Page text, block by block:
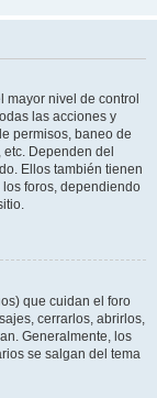
mayor nivel de control
las acciones y
permisos, baneo de
Dependen del
Ellos también tienen
foros, dependiendo
que cuidan el foro
cerrarlos, abrirlos,
Generalmente, los
se salgan del tema